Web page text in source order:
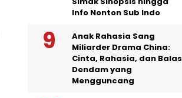
Info Nonton Sub Indo
Anak Rahasia Sang
Miliarder Drama China:
Cinta, Rahasia, dan Balas
Dendam yang
Mengguncang